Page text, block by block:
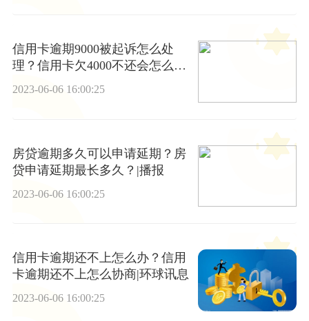
信用卡逾期9000被起诉怎么处
理？信用卡欠4000不还会怎么
样？ 全球快讯
2023-06-06 16:00:25
房贷逾期多久可以申请延期？房
贷申请延期最长多久？|播报
2023-06-06 16:00:25
信用卡逾期还不上怎么办？信用
卡逾期还不上怎么协商|环球讯息
2023-06-06 16:00:25